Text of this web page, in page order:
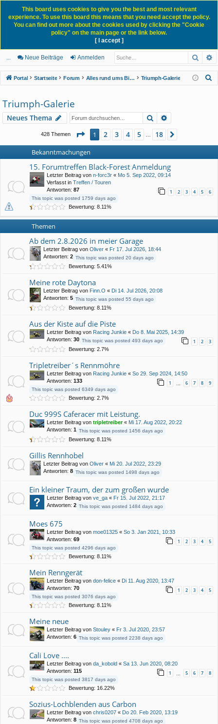
ch
ne
llz
ug
rif
News Blog
lie
de
m
el
eg
ist
rie
Neue Beiträge Anmelden
Portal Startseite Forum Alles rund ums Bike und was sonst noch so dazugehört... Triumph-Galerie
Triumph-Galerie
Neues Thema Suche
428 Themen Seite 1 von 18
1 2 3 4 5 18
Bekanntmachungen
15. Forumtreffen Black-Forest Anmeldung
Letzter Beitrag von n-forc3r « Mo 5. Sep 2022, 09:14
Verfasst in Treffen / Touren
Antworten: 87 1 2 3 4 5 6
This topic was posted 1759 days ago
Bewertung: 8.11%
Themen
Ab dem 2.8.2026 in meier Garage
Letzter Beitrag von Oliver « Fr 17. Jul 2026, 18:44
Antworten: 2 This topic was posted 20 days ago
Bewertung: 5.41%
Meine rote Daytona
Letzter Beitrag von Finn.O « Di 14. Jul 2026, 20:08
Antworten: 5 This topic was posted 55 days ago
Bewertung: 8.11%
Aus der Kiste auf die Piste
Letzter Beitrag von Racing Junkie « Do 8. Mai 2025, 14:39
Antworten: 30 1 2 3
This topic was posted 493 days ago
Bewertung: 2.7%
Tripletreiber´s Rennmöhre
Letzter Beitrag von Racing Junkie « So 29. Sep 2024, 14:50
Antworten: 133 1 6 7 8 9
This topic was posted 6349 days ago
Bewertung: 2.7%
Duc 999S Caferacer mit Leistung.
Letzter Beitrag von tripletreiber« Mi 17. Aug 2022, 20:22
Antworten: 1 This topic was posted 1456 days ago
Bewertung: 8.11%
Gillis Rennhobel
Letzter Beitrag von Oliver « Mi 20. Jul 2022, 23:29
Antworten: 8 This topic was posted 1498 days ago
Ein kleiner Traum, der zum großen wurde
Letzter Beitrag von ve_ga « Fr 15. Jul 2022, 21:17
Antworten: 2 This topic was posted 1484 days ago
Moes 675
Letzter Beitrag von moe01325 « So 3. Jan 2021, 10:33
Antworten: 69 1 2 3 4 5
This topic was posted 4296 days ago
Bewertung: 8.11%
Mein Renngerät
Letzter Beitrag von don-felice « Di 11. Aug 2020, 13:47
Antworten: 70 1 2 3 4 5
This topic was posted 3076 days ago
Bewertung: 8.11%
Meine neue
Letzter Beitrag von Stouley « Fr 3. Jul 2020, 23:57
Antworten: 6 This topic was posted 2238 days ago
Cali Love ....
Letzter Beitrag von da_kobold « Sa 13. Jun 2020, 08:20
Antworten: 115 1 5 6 7 8
This topic was posted 3817 days ago
Bewertung: 16.22%
Sozius-Lochblenden aus Carbon
Letzter Beitrag von chris0207 « Do 20. Feb 2020, 13:19
Antworten: 8 This topic was posted 4708 days ago
This board uses cookies to give you the best and most relevant
experience. To use this board this means that you need accept the policy.
You can find out more about the cookies used by clicking the "Cookie
policy" on the main page or the link below.
[ I accept ]